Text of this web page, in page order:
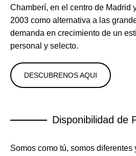
Chamberí, en el centro de Madrid
2003 como alternativa a las
demanda en crecimiento de un
personal y selecto.
DESCUBRENOS AQUI
Disponibilidad de
Somos como tú, somos diferentes